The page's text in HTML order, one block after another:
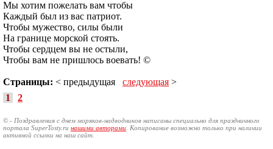
Мы хотим пожелать вам чтобы
Каждый был из вас патриот.
Чтобы мужество, силы были
На границе морской стоять.
Чтобы сердцем вы не остыли,
Чтобы вам не пришлось воевать! ©
Страницы: < предыдущая следующая >
1
2
© - Поздравления с днем моряков-надводников написаны специально для праздничного
портала SuperTosty.ru нашими авторами . Копирование возможно только при наличии
активной ссылки на наш сайт.